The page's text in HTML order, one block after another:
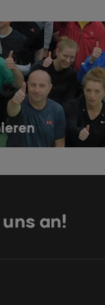
an!